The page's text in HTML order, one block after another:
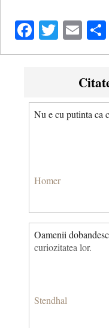
Facebook
Twitter
Nu e cu putinta ca
Homer
Oamenii
curiozitatea lor.
Stendhal